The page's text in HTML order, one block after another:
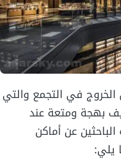
في التجمع والتي
بهجة ومتعة عند
عن أماكن
يلي: